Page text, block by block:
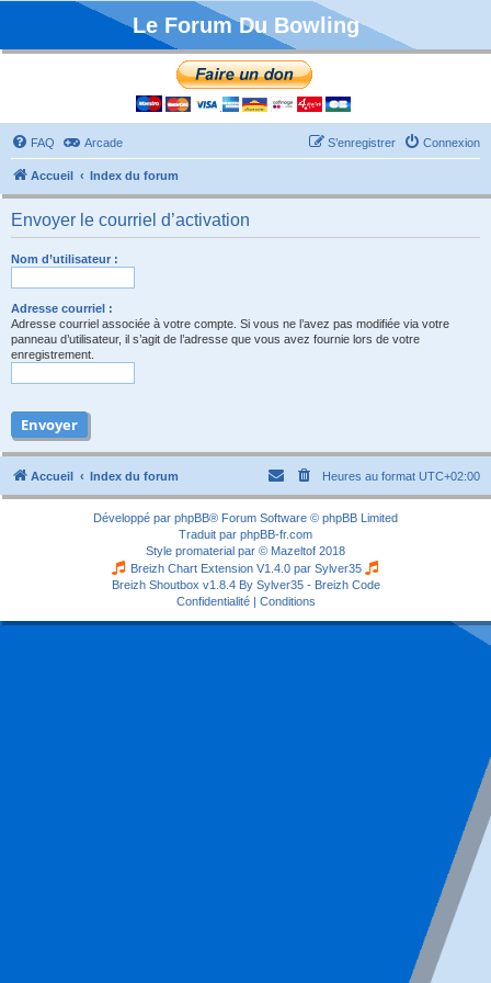
Le Forum Du Bowling
FAQ Arcade Connexion
S’enregistrer
Accueil Index du forum
Envoyer le courriel d’activation
Nom d’utilisateur :
Adresse courriel :
Adresse courriel associée à votre compte. Si vous ne l’avez pas modifiée via votre
panneau d’utilisateur, il s’agit de l’adresse que vous avez fournie lors de votre
enregistrement.
Accueil Index du forum Heures au format UTC+02:00
Développé par phpBB® Forum Software © phpBB Limited
Traduit par phpBB-fr.com
Style promaterial par © Mazeltof 2018
Breizh Chart Extension V1.4.0 par Sylver35
Breizh Shoutbox v1.8.4 By Sylver35 - Breizh Code
Confidentialité| Conditions